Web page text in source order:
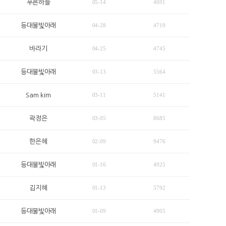
푸른하늘 05-14 4691
등대불빛아래 04-28 4719
바라기 04-25 4745
등대불빛아래 03-13 5564
Sam kim 03-11 5141
곽정은 03-05 8685
한은혜 02-09 9476
등대불빛아래 01-16 4925
김지혜 01-13 5792
등대불빛아래 01-09 4905